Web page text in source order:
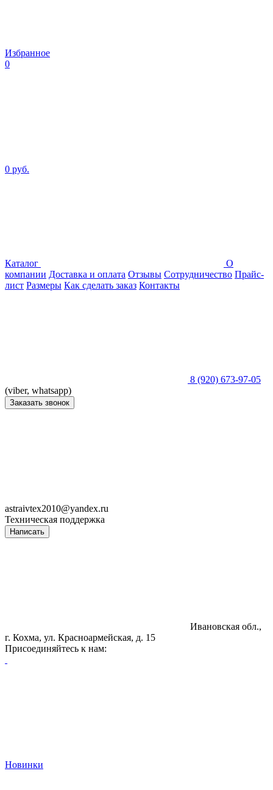
Избранное
0
0 руб.
Каталог
О
компании Доставка и оплата Отзывы Сотрудничество Прайс-
лист Размеры Как сделать заказ Контакты
8 (920) 673-97-05
(viber, whatsapp)
Заказать звонок
astraivtex2010@yandex.ru
Техническая поддержка
Написать
Ивановская обл.,
г. Кохма, ул. Красноармейская, д. 15
Присоединяйтесь к нам:
Новинки